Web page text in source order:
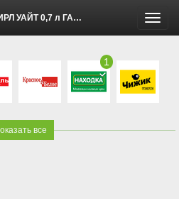
КОЛА 1 л за 1₽ (5 - 18 Мая 2026)
1
все